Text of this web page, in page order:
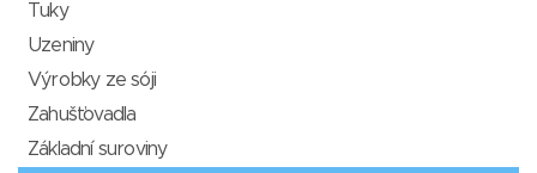
Tuky
Uzeniny
Výrobky ze sóji
Zahušťovadla
Základní suroviny